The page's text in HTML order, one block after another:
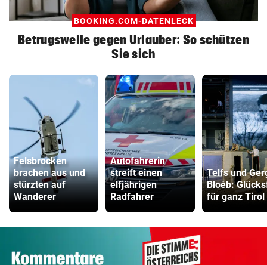
BOOKING.COM-DATENLECK
Betrugswelle gegen Urlauber: So schützen
Sie sich
Felsbrocken
brachen aus und
stürzten auf
Wanderer
Autofahrerin
streift einen
elfjährigen
Radfahrer
Telfs und
Bloéb:
für ganz Tirol